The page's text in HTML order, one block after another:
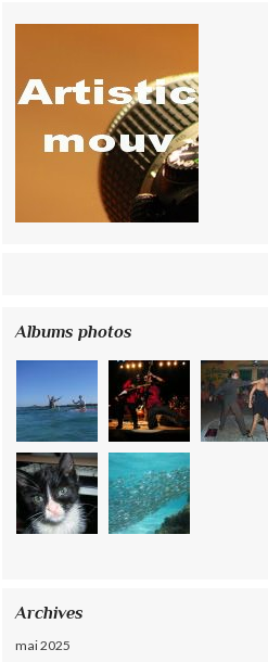
Albums photos
Archives
mai 2025